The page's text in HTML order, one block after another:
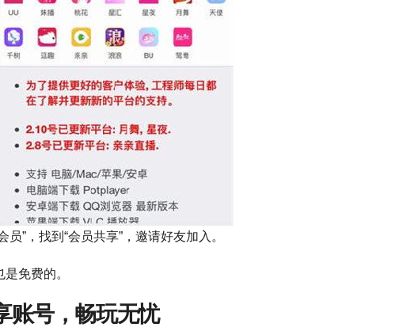
”，找到“会员共享”，邀请好友加入。
免费的。
账号，畅玩无忧